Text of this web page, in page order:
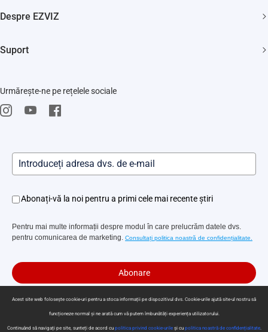
Smart home
Despre EZVIZ
Trust Center
Suport
Repair Service
Urmărește-ne pe rețelele sociale
Abonați-vă la noi pentru a primi cele mai recente știri
Pentru mai multe informații despre modul în care prelucrăm datele dvs.
pentru comunicarea de marketing. Consultați politica noastră de confidențialitate.
Abonare
Politica de confidențialitate |Utilizarea cookie-urilor|Preferințe cookie
Acest site web folosește cookie-uri pentru a stoca informații pe dispozitivul dvs. Cookie-urile ajută site-ul nostru să
funcționeze normal și ne arată cum vă putem îmbunătăți experiența utilizatorului.
Continuând să navigați pe site, sunteți de acord cu politica privind cookie-urileși cu politica noastră de confidențialitate.